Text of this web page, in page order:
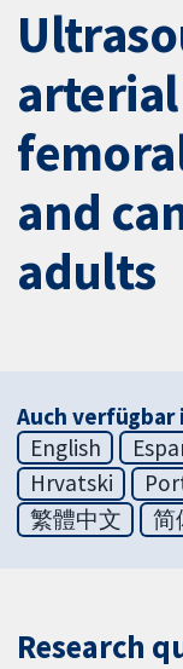
and
adults
Auch verfügbar
English
Hrvatski
繁體中文
简
Research